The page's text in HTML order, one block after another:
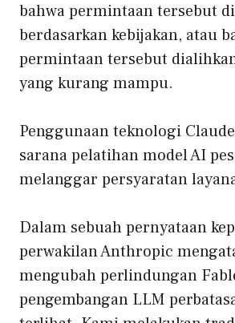
bahwa permintaan tersebut
berdasarkan kebijakan, atau
permintaan tersebut
yang kurang mampu.
Penggunaan teknologi
sarana pelatihan model AI
melanggar persyaratan
Dalam sebuah pernyataan
perwakilan Anthropic
mengubah perlindungan
pengembangan LLM